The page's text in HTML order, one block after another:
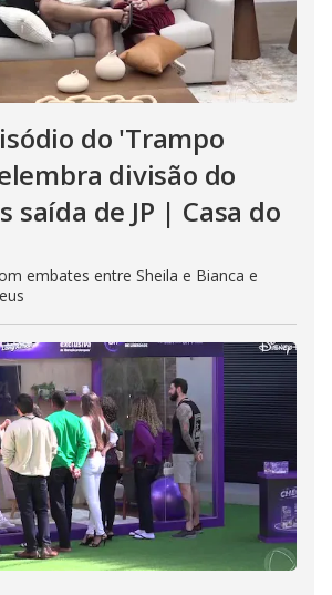
do 'Trampo
divisão do
saída de JP | Casa do
embates entre Sheila e Bianca e